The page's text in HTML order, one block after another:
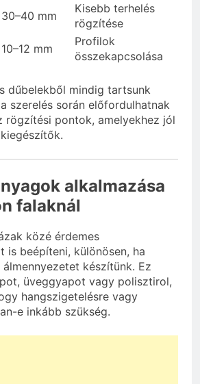
30–40 mm
Kisebb terhelés
rögzítése
10–12 mm
Profilok
összekapcsolása
dűbelekből mindig tartsunk
szerelés során előfordulhatnak
rögzítési pontok, amelyekhez jól
alkalmazása
falaknál
közé érdemes
is beépíteni, különösen, ha
készítünk. Ez
üveggyapot vagy polisztirol,
hangszigetelésre vagy
e inkább szükség.